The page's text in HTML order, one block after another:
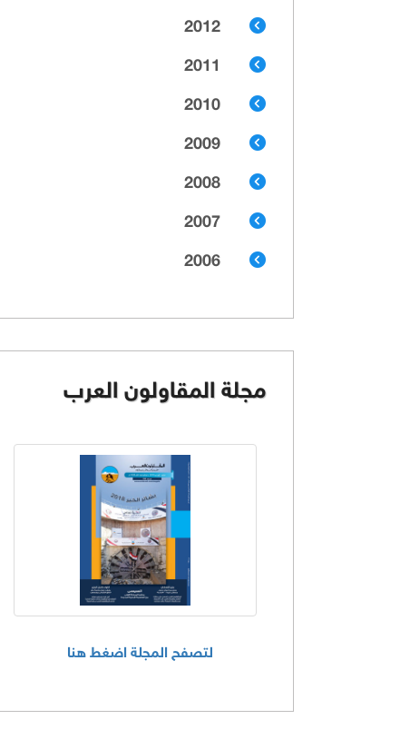
2012
2011
2010
2009
2008
2007
2006
مجلة المقاولون العرب
لتصفح المجلة اضغط هنا